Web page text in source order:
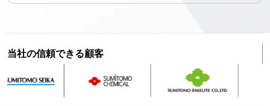
当社の信頼できる顧客